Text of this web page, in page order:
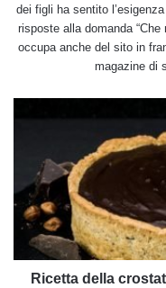
dei figli ha sentito
risposte alla domanda
occupa anche del sito in
magazine di
cioccolato
fondente
senza
uova
e
latteRicetta della